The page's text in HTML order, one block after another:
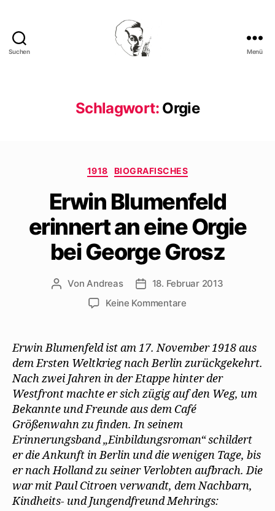
Suchen Menü
Schlagwort: Orgie
Kategorien
1918 BIOGRAFISCHES
Erwin Blumenfeld
erinnert an eine Orgie
bei George Grosz
Beitragsautor
Von Andreas Beitragsdatum
18. Februar 2013
Keine Kommentarezu
erinnert
eine
Orgie
bei
George
Erwin Blumenfeld ist am 17. November 1918 aus
dem Ersten Weltkrieg nach Berlin zurückgekehrt.
Nach zwei Jahren in der Etappe hinter der
Westfront machte er sich zügig auf den Weg, um
Bekannte und Freunde aus dem Café
Größenwahn zu finden. In seinem
Erinnerungsband „Einbildungsroman“ schildert
er die Ankunft in Berlin und die wenigen Tage, bis
er nach Holland zu seiner Verlobten aufbrach. Die
war mit Paul Citroen verwandt, dem Nachbarn,
Kindheits- und Jungendfreund Mehrings: